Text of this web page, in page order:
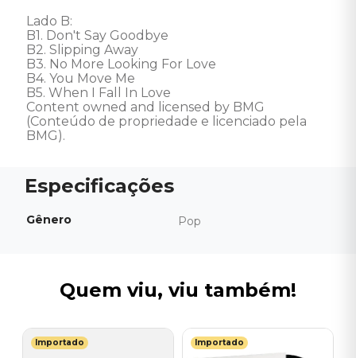
Lado B:
B1. Don't Say Goodbye
B2. Slipping Away
B3. No More Looking For Love
B4. You Move Me
B5. When I Fall In Love
Content owned and licensed by BMG
(Conteúdo de propriedade e licenciado pela
BMG).
Gênero Pop
Quem viu, viu também!
Importado Importado